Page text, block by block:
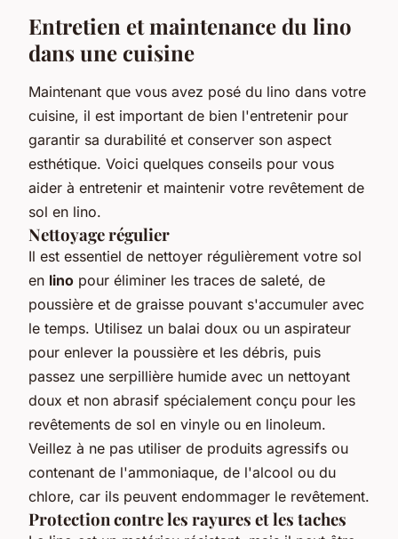
Entretien et maintenance du lino
dans une cuisine
Maintenant que vous avez posé du lino dans votre
cuisine, il est important de bien l'entretenir pour
garantir sa durabilité et conserver son aspect
esthétique. Voici quelques conseils pour vous
aider à entretenir et maintenir votre revêtement de
sol en lino.
Nettoyage régulier
Il est essentiel de nettoyer régulièrement votre sol
en lino pour éliminer les traces de saleté, de
poussière et de graisse pouvant s'accumuler avec
le temps. Utilisez un balai doux ou un aspirateur
pour enlever la poussière et les débris, puis
passez une serpillière humide avec un nettoyant
doux et non abrasif spécialement conçu pour les
revêtements de sol en vinyle ou en linoleum.
Veillez à ne pas utiliser de produits agressifs ou
contenant de l'ammoniaque, de l'alcool ou du
chlore, car ils peuvent endommager le revêtement.
Protection contre les rayures et les taches